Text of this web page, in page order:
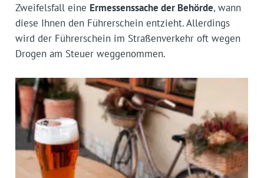
Zweifelsfall eine Ermessenssache der Behörde, wann
diese Ihnen den Führerschein entzieht. Allerdings
wird der Führerschein im Straßenverkehr oft wegen
Drogen am Steuer weggenommen.